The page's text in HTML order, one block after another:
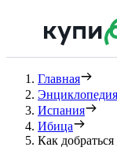
Главная
Энциклопедия
Испания
Ибица
Как